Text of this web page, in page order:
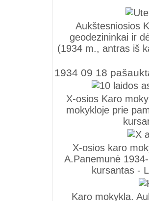
Aukštesniosios
geodezininkai ir
(1934 m., antras iš
1934 09 18
X-osios Karo
mokykloje prie
X-osios karo
A.Panemunė
kursantas -
Karo mokykla.